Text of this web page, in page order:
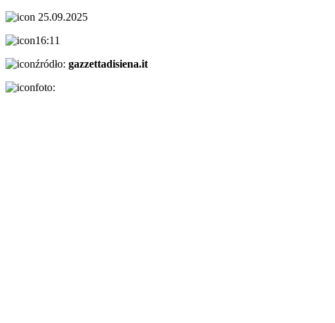
25.09.2025
16:11
źródło: gazzettadisiena.it
foto: